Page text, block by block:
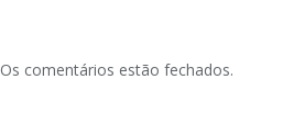
Os comentários estão fechados.